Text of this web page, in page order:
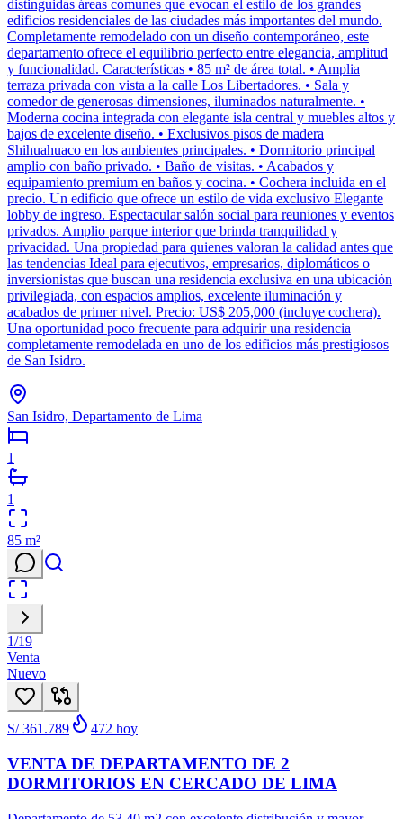
distinguidas áreas comunes que evocan el estilo de los grandes
edificios residenciales de las ciudades más importantes del mundo.
Completamente remodelado con un diseño contemporáneo, este
departamento ofrece el equilibrio perfecto entre elegancia, amplitud
y funcionalidad. Características • 85 m² de área total. • Amplia
terraza privada con vista a la calle Los Libertadores. • Sala y
comedor de generosas dimensiones, iluminados naturalmente. •
Moderna cocina integrada con elegante isla central y muebles altos y
bajos de excelente diseño. • Exclusivos pisos de madera
Shihuahuaco en los ambientes principales. • Dormitorio principal
amplio con baño privado. • Baño de visitas. • Acabados y
equipamiento premium en baños y cocina. • Cochera incluida en el
precio. Un edificio que ofrece un estilo de vida exclusivo Elegante
lobby de ingreso. Espectacular salón social para reuniones y eventos
privados. Amplio parque interior que brinda tranquilidad y
privacidad. Una propiedad para quienes valoran la calidad antes que
las tendencias Ideal para ejecutivos, empresarios, diplomáticos o
inversionistas que buscan una residencia exclusiva en una ubicación
privilegiada, con espacios amplios, excelente iluminación y
acabados de primer nivel. Precio: US$ 205,000 (incluye cochera).
Una oportunidad poco frecuente para adquirir una residencia
completamente remodelada en uno de los edificios más prestigiosos
de San Isidro.
San Isidro, Departamento de Lima
1
1
85 m²
1/19
Venta
Nuevo
S/ 361.789 472 hoy
VENTA DE DEPARTAMENTO DE 2
DORMITORIOS EN CERCADO DE LIMA